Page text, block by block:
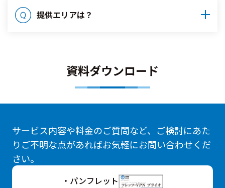
提供エリアは？
資料ダウンロード
サービス内容や料金のご質問など、ご検討にあた
りご不明な点があればお気軽にお問い合わせくだ
さい。
・パンフレット